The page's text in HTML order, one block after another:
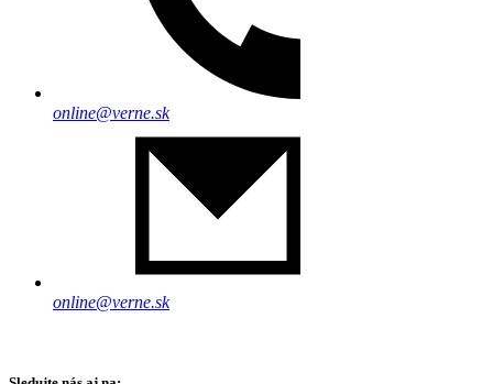
online@verne.sk
online@verne.sk